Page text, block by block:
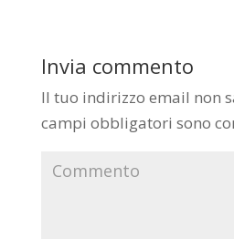
Invia commento
Il tuo indirizzo email non
campi obbligatori sono